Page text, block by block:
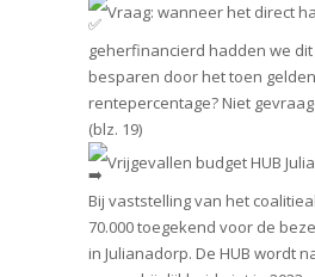
Vraag: wanneer het direct
geherfinancierd hadden we
besparen door het toen
rentepercentage? Niet
(blz. 19)
Vrijgevallen budget HUB
Bij vaststelling van het
70.000 toegekend voor de
in Julianadorp. De HUB wordt